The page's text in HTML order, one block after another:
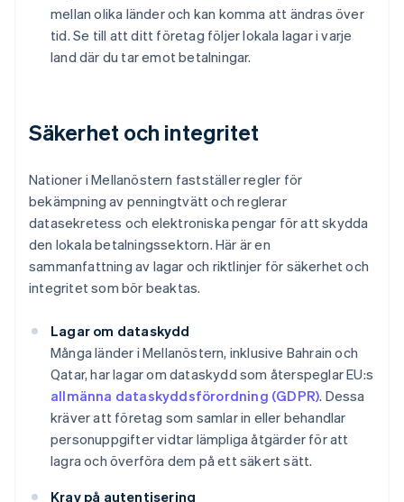
mellan olika länder och kan komma att ändras över
tid. Se till att ditt företag följer lokala lagar i varje
land där du tar emot betalningar.
Säkerhet och integritet
Nationer i Mellanöstern fastställer regler för
bekämpning av penningtvätt och reglerar
datasekretess och elektroniska pengar för att skydda
den lokala betalningssektorn. Här är en
sammanfattning av lagar och riktlinjer för säkerhet och
integritet som bör beaktas.
Lagar om dataskydd
Många länder i Mellanöstern, inklusive Bahrain och
Qatar, har lagar om dataskydd som återspeglar EU:s
allmänna dataskyddsförordning (GDPR). Dessa
kräver att företag som samlar in eller behandlar
personuppgifter vidtar lämpliga åtgärder för att
lagra och överföra dem på ett säkert sätt.
Krav på autentisering